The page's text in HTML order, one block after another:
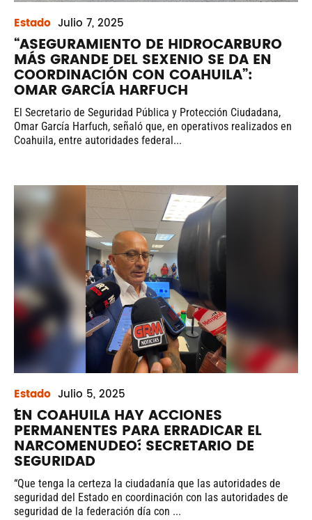
Estado Julio 7, 2025
“ASEGURAMIENTO DE HIDROCARBURO
MÁS GRANDE DEL SEXENIO SE DA EN
COORDINACIÓN CON COAHUILA”:
OMAR GARCÍA HARFUCH
El Secretario de Seguridad Pública y Protección Ciudadana,
Omar García Harfuch, señaló que, en operativos realizados en
Coahuila, entre autoridades federal...
Estado Julio 5, 2025
´EN COAHUILA HAY ACCIONES
PERMANENTES PARA ERRADICAR EL
NARCOMENUDEO´: SECRETARIO DE
SEGURIDAD
“Que tenga la certeza la ciudadanía que las autoridades de
seguridad del Estado en coordinación con las autoridades de
seguridad de la federación día con ...